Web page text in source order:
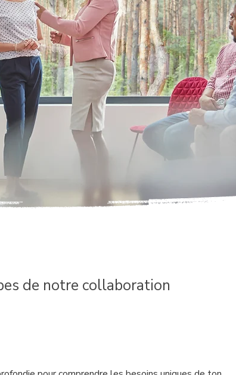
de notre collaboration